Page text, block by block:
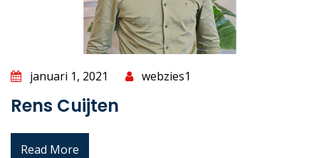
januari 1, 2021 webzies1
Rens Cuijten
Read More